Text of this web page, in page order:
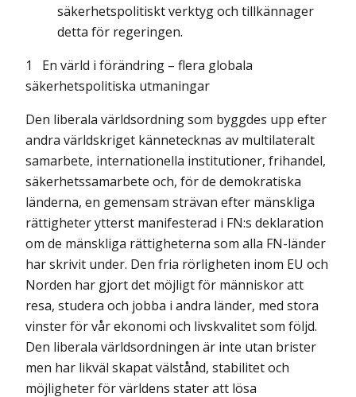
säkerhetspolitiskt verktyg och tillkännager
detta för regeringen.
1 En värld i förändring – flera globala
säkerhetspolitiska utmaningar
Den liberala världsordning som byggdes upp efter
andra världskriget kännetecknas av multilateralt
samarbete, internationella institutioner, frihandel,
säkerhetssamarbete och, för de demokratiska
länderna, en gemensam strävan efter mänskliga
rättigheter ytterst manifesterad i FN:s deklaration
om de mänskliga rättigheterna som alla FN-länder
har skrivit under. Den fria rörligheten inom EU och
Norden har gjort det möjligt för män­niskor att
resa, studera och jobba i andra länder, med stora
vinster för vår ekonomi och livskvalitet som följd.
Den liberala världsordningen är inte utan brister
men har likväl skapat välstånd, stabilitet och
möjligheter för världens stater att lösa